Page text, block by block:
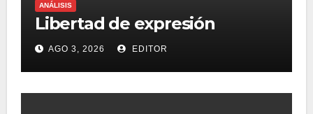
ANÁLISIS
Libertad de expresión
AGO 3, 2026 EDITOR